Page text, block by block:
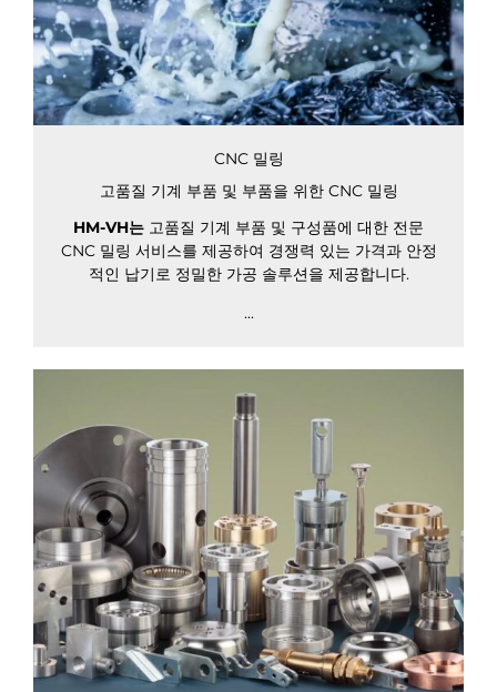
CNC 밀링
고품질 기계 부품 및 부품을 위한 CNC 밀링
HM-VH는 고품질 기계 부품 및 구성품에 대한 전문
CNC 밀링 서비스를 제공하여 경쟁력 있는 가격과 안정
적인 납기로 정밀한 가공 솔루션을 제공합니다.
...